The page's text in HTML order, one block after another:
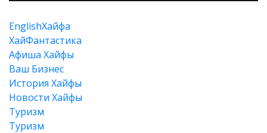
EnglishХайфа
XайФантастика
Афиша Хайфы
Ваш Бизнес
История Хайфы
Новости Хайфы
Туризм
Туризм